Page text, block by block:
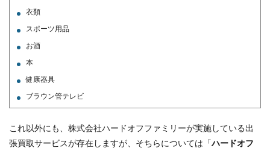
衣類
スポーツ用品
お酒
本
健康器具
ブラウン管テレビ
これ以外にも、株式会社ハードオフファミリーが実施している出
張買取サービスが存在しますが、そちらについては「ハードオフ